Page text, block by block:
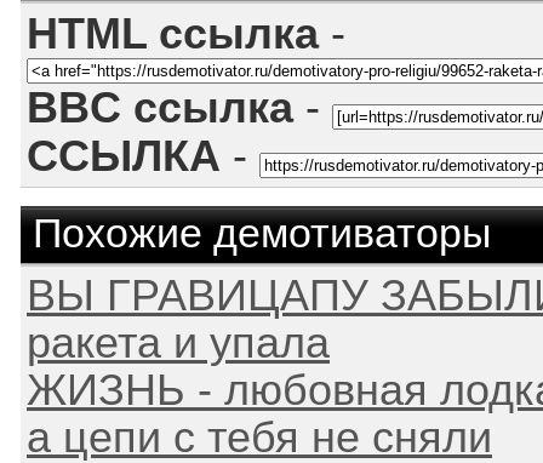
HTML ссылка-
BBC ссылка-
ССЫЛКА -
Похожие демотиваторы
ВЫ ГРАВИЦАПУ
ракета и упала
ЖИЗНЬ - любовная
а цепи с тебя не сняли